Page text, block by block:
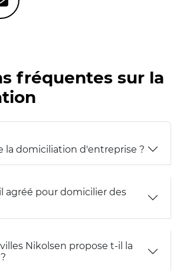
fréquentes sur la
la domiciliation d'entreprise ?
agréé pour domicilier des
Nikolsen propose t-il la